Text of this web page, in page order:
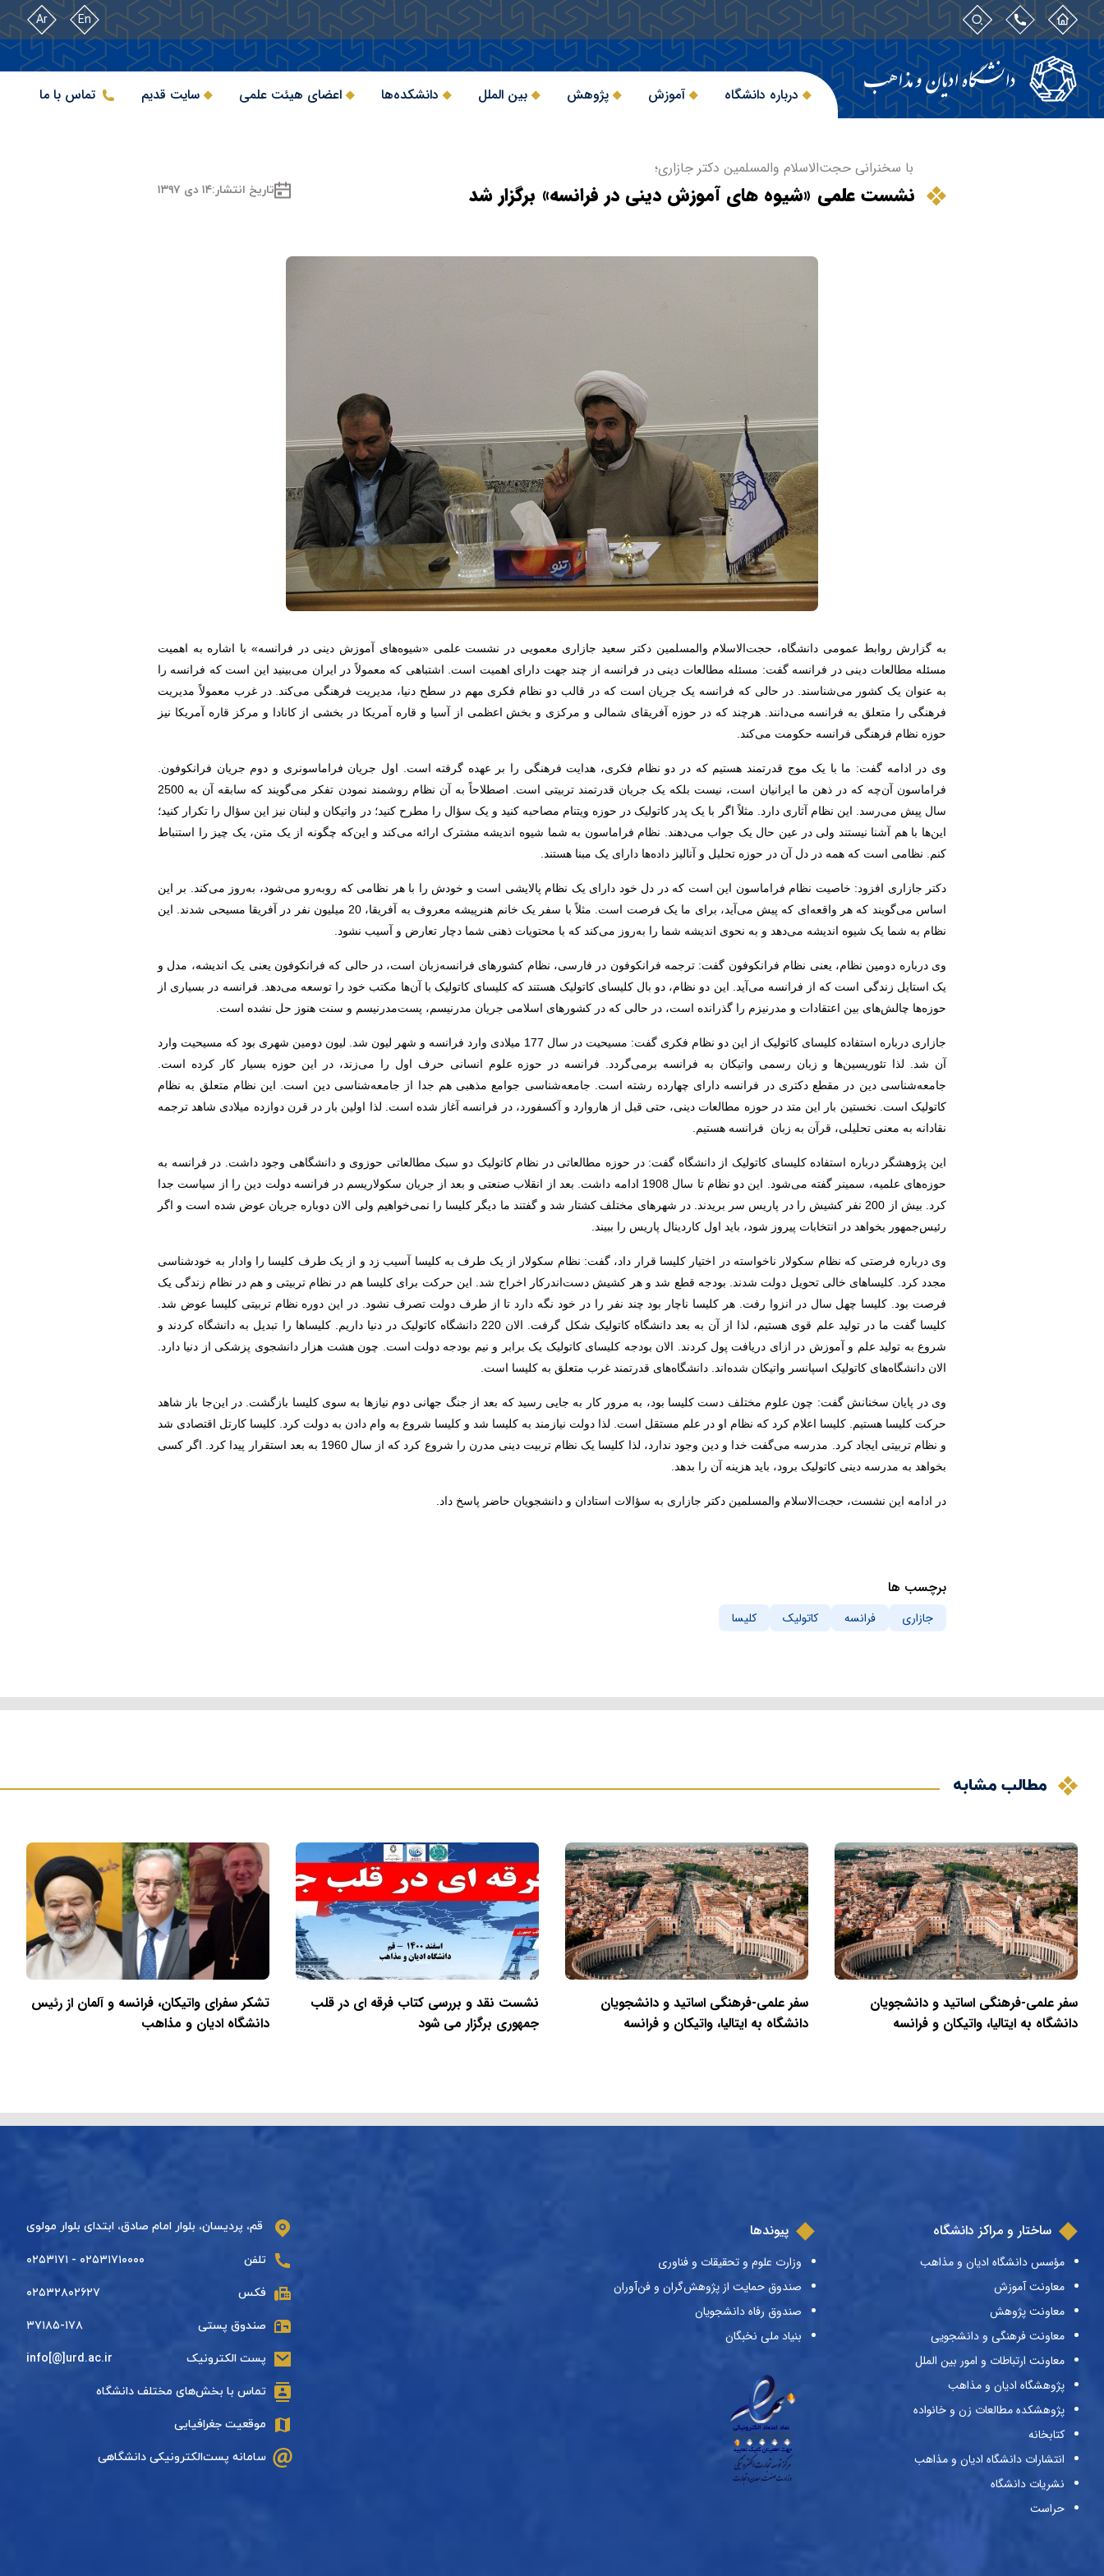
En
Ar
درباره دانشگاه آموزش پژوهش بین الملل دانشکده‌ها اعضای هیئت علمی سایت قدیم تماس با ما
با سخنرانی حجت‌الاسلام والمسلمین دکتر جازاری؛
نشست علمی «شیوه های آموزش دینی در فرانسه» برگزار شد تاریخ انتشار:۱۴ دی ۱۳۹۷
به گزارش روابط عمومی دانشگاه، حجت‌الاسلام والمسلمین دکتر سعید جازاری معمویی در نشست علمی «شیوه‌های آموزش دینی در فرانسه» با اشاره به اهمیت
مسئله مطالعات دینی در فرانسه گفت: مسئله مطالعات دینی در فرانسه از چند جهت دارای اهمیت است. اشتباهی که معمولاً در ایران می‌بینید این است که فرانسه را
به عنوان یک کشور می‌شناسند. در حالی که فرانسه یک جریان است که در قالب دو نظام فکری مهم در سطح دنیا، مدیریت فرهنگی می‌کند. در غرب معمولاً مدیریت
فرهنگی را متعلق به فرانسه می‌دانند. هرچند که در حوزه آفریقای شمالی و مرکزی و بخش اعظمی از آسیا و قاره آمریکا در بخشی از کانادا و مرکز قاره آمریکا نیز
حوزه نظام فرهنگی فرانسه حکومت می‌کند.
وی در ادامه گفت: ما با یک موج قدرتمند هستیم که در دو نظام فکری، هدایت فرهنگی را بر عهده گرفته است. اول جریان فراماسونری و دوم جریان فرانکوفون.
فراماسون آن‌چه که در ذهن ما ایرانیان است، نیست بلکه یک جریان قدرتمند تربیتی است. اصطلاحاً به آن نظام روشمند نمودن تفکر می‌گویند که سابقه آن به 2500
سال پیش می‌رسد. این نظام آثاری دارد. مثلاً اگر با یک پدر کاتولیک در حوزه ویتنام مصاحبه کنید و یک سؤال را مطرح کنید؛ در واتیکان و لبنان نیز این سؤال را تکرار کنید؛
این‌ها با هم آشنا نیستند ولی در عین حال یک جواب می‌دهند. نظام فراماسون به شما شیوه اندیشه مشترک ارائه می‌کند و این‌که چگونه از یک متن، یک چیز را استنباط
کنم. نظامی است که همه در دل آن در حوزه تحلیل و آنالیز داده‌ها دارای یک مبنا هستند.
دکتر جازاری افزود: خاصیت نظام فراماسون این است که در دل خود دارای یک نظام پالایشی است و خودش را با هر نظامی که روبه‌رو می‌شود، به‌روز می‌کند. بر این
اساس می‌گویند که هر واقعه‌ای که پیش می‌آید، برای ما یک فرصت است. مثلاً ‌با سفر یک خانم هنرپیشه معروف به آفریقا، 20 میلیون نفر در آفریقا مسیحی شدند. این
نظام به شما یک شیوه اندیشه می‌دهد و به نحوی اندیشه شما را به‌روز می‌کند که با محتویات ذهنی شما دچار تعارض و آسیب نشود.
وی درباره دومین نظام، یعنی نظام فرانکوفون گفت: ترجمه فرانکوفون در فارسی، نظام کشورهای فرانسه‌زبان است، در حالی که فرانکوفون یعنی یک اندیشه، مدل و
یک استایل زندگی است که از فرانسه می‌آید. این دو نظام، دو بال کلیسای کاتولیک هستند که کلیسای کاتولیک با آن‌ها مکتب خود را توسعه می‌دهد. فرانسه در بسیاری از
حوزه‌ها چالش‌های بین اعتقادات و مدرنیزم را گذرانده است، در حالی که در کشورهای اسلامی جریان مدرنیسم، پست‌مدرنیسم و سنت هنوز حل نشده است.
جازاری درباره استفاده کلیسای کاتولیک از این دو نظام فکری گفت: مسیحیت در سال 177 میلادی وارد فرانسه و شهر لیون شد. لیون دومین شهری بود که مسیحیت وارد
آن شد. لذا تئوریسین‌ها و زبان رسمی واتیکان به فرانسه برمی‌گردد. فرانسه در حوزه علوم انسانی حرف اول را می‌زند، در این حوزه بسیار کار کرده است.
جامعه‌شناسی دین در مقطع دکتری در فرانسه دارای چهارده رشته است. جامعه‌شناسی جوامع مذهبی هم جدا از جامعه‌شناسی دین است. این نظام متعلق به نظام
کاتولیک است. نخستین بار این متد در حوزه مطالعات دینی، حتی قبل از هاروارد و آکسفورد، در فرانسه آغاز شده است. لذا اولین بار در قرن دوازده میلادی شاهد ترجمه
نقادانه به معنی تحلیلی، قرآن به زبان فرانسه هستیم.
این پژوهشگر درباره استفاده کلیسای کاتولیک از دانشگاه گفت: در حوزه مطالعاتی در نظام کاتولیک دو سبک مطالعاتی حوزوی و دانشگاهی وجود داشت. در فرانسه به
حوزه‌های علمیه، سمینر گفته می‌شود. این دو نظام تا سال 1908 ادامه داشت. بعد از انقلاب صنعتی و بعد از جریان سکولاریسم در فرانسه دولت دین را از سیاست جدا
کرد. بیش از 200 نفر کشیش را در پاریس سر بریدند. در شهرهای مختلف کشتار شد و گفتند ما دیگر کلیسا را نمی‌خواهیم ولی الان دوباره جریان عوض شده است و اگر
رئیس‌جمهور بخواهد در انتخابات پیروز شود، باید اول کاردینال پاریس را ببیند.
وی درباره فرصتی که نظام سکولار ناخواسته در اختیار کلیسا قرار داد، گفت: نظام سکولار از یک طرف به کلیسا آسیب زد و از یک طرف کلیسا را وادار به خودشناسی
مجدد کرد. کلیساهای خالی تحویل دولت شدند. بودجه قطع شد و هر کشیش دست‌اندرکار اخراج شد. این حرکت برای کلیسا هم در نظام تربیتی و هم در نظام زندگی یک
فرصت بود. کلیسا چهل سال در انزوا رفت. هر کلیسا ناچار بود چند نفر را در خود نگه دارد تا از طرف دولت تصرف نشود. در این دوره نظام تربیتی کلیسا عوض شد.
کلیسا گفت ما در تولید علم قوی هستیم، لذا از آن به بعد دانشگاه کاتولیک شکل گرفت. الان 220 دانشگاه کاتولیک در دنیا داریم. کلیساها را تبدیل به دانشگاه کردند و
شروع به تولید علم و آموزش در ازای دریافت پول کردند. الان بودجه کلیسای کاتولیک یک برابر و نیم بودجه دولت است. چون هشت هزار دانشجوی پزشکی از دنیا دارد.
الان دانشگاه‌های کاتولیک اسپانسر واتیکان شده‌اند. دانشگاه‌های قدرتمند غرب متعلق به کلیسا است.
وی در پایان سخنانش گفت: چون علوم مختلف دست کلیسا بود، به مرور کار به جایی رسید که بعد از جنگ جهانی دوم نیازها به سوی کلیسا بازگشت. در این‌جا باز شاهد
حرکت کلیسا هستیم. کلیسا اعلام کرد که نظام او در علم مستقل است. لذا دولت نیازمند به کلیسا شد و کلیسا شروع به وام دادن به دولت کرد. کلیسا کارتل اقتصادی شد
و نظام تربیتی ایجاد کرد. مدرسه می‌گفت خدا و دین وجود ندارد، لذا کلیسا یک نظام تربیت دینی مدرن را شروع کرد که از سال 1960 به بعد استقرار پیدا کرد. اگر کسی
بخواهد به مدرسه دینی کاتولیک برود، باید هزینه آن را بدهد.
در ادامه این نشست، حجت‌الاسلام والمسلمین دکتر جازاری به سؤالات استادان و دانشجویان حاضر پاسخ داد.
برچسب ها
جازاری فرانسه کاتولیک کلیسا
مطالب مشابه
سفر علمی-فرهنگی اساتید و دانشجویان
دانشگاه به ایتالیا، واتیکان و فرانسه
سفر علمی-فرهنگی اساتید و دانشجویان
دانشگاه به ایتالیا، واتیکان و فرانسه
نشست نقد و بررسی کتاب فرقه ای در قلب
جمهوری برگزار می شود
تشکر سفرای واتیکان، فرانسه و آلمان از رئیس
دانشگاه ادیان و مذاهب
ساختار و مراکز دانشگاه
مؤسس دانشگاه ادیان و مذاهب
معاونت آموزش
معاونت پژوهش
معاونت فرهنگی و دانشجویی
معاونت ارتباطات و امور بین الملل
پژوهشگاه ادیان و مذاهب
پژوهشکده مطالعات زن و خانواده
کتابخانه
انتشارات دانشگاه ادیان و مذاهب
نشریات دانشگاه
حراست
پیوندها
وزارت علوم و تحقیقات و فناوری
صندوق حمایت از پژوهش‌گران و فن‌آوران
صندوق رفاه دانشجویان
بنیاد ملی نخبگان
قم، پردیسان، بلوار امام صادق، ابتدای بلوار مولوی
تلفن ۰۲۵۳۱۷۱۰۰۰۰ - ۰۲۵۳۱۷۱
فکس ۰۲۵۳۲۸۰۲۶۲۷
صندوق پستی ۳۷۱۸۵-۱۷۸
پست الکترونیک info[@]urd.ac.ir
تماس با بخش‌های مختلف دانشگاه
موقعیت جغرافیایی
سامانه پست‌الکترونیکی دانشگاهی